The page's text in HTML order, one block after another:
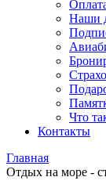
Наши
Что
Контакты
Главная
Отдых на море -